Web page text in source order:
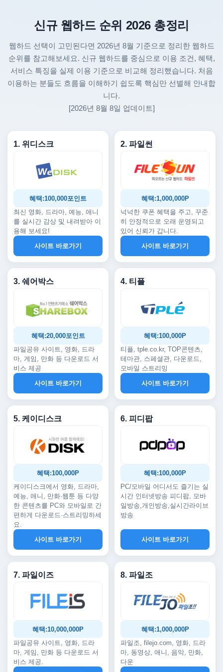
신규 웹하드 순위 2026 총정리
웹하드 선택이 고민된다면 2026년 8월 기준으로 정리한 웹하드
순위를 참고해보세요. 신규 웹하드를 중심으로 이용 조건, 혜택,
서비스 특징을 실제 이용 기준으로 비교해 정리했습니다. 처음
이용하는 분들도 흐름을 이해하기 쉽도록 핵심만 선별해 안내합
니다.
[2026년 8월 8일 업데이트]
1. 위디스크
혜택:100,000포인트
최신 영화, 드라마, 예능, 애니
를 실시간 감상 및 내려받아 이
용해 보세요!
사이트 바로가기
2. 파일썬
혜택:1,000,000P
넉넉한 쿠폰 혜택을 주고, 꾸준
히 안정적으로 오래 운영되고
있어 신뢰가 갑니다.
사이트 바로가기
3. 쉐어박스
혜택:20,000포인트
파일공유 사이트, 영화, 드라
마, 게임, 만화 등 다운로드 서
비스 제공
사이트 바로가기
4. 티플
혜택:100,000P
티플, tple.co.kr, TOP콘텐츠,
테마관, 스페셜관, 다운로드,
모바일 스트리밍
사이트 바로가기
5. 케이디스크
혜택:100,000P
케이디스크에서 영화, 드라마,
예능, 애니, 만화·웹툰 등 다양
한 콘텐츠를 PC와 모바일로 간
편하게 다운로드·스트리밍하세
요.
사이트 바로가기
6. 피디팝
혜택:100,000P
PC/모바일 어디서도 즐기는 실
시간 인터넷방송 피디팝, 모바
일방송,개인방송,실시간라이브
방송
사이트 바로가기
7. 파일이즈
혜택:10,000,000P
파일공유 사이트, 영화, 드라
마, 게임, 만화 등 다운로드 서
비스 제공.
8. 파일조
혜택:1,000,000P
파일조, filejo.com, 영화, 드라
마, 동영상, 애니, 음악, 만화,
다운